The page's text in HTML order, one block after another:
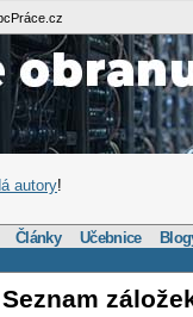
autory!
Články Učebnice
Seznam